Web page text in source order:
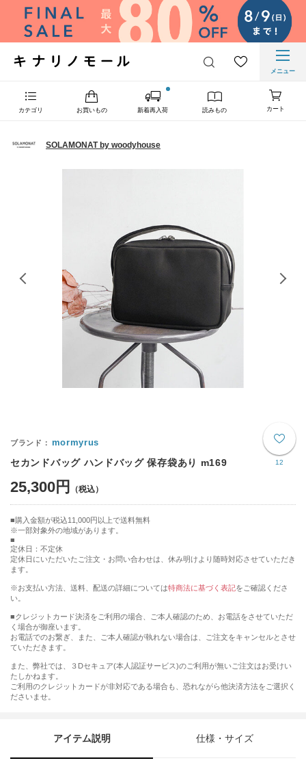
メニュー
カテゴリ お買いもの 新着再入荷 読みもの カート
SOLAMONAT by woodyhouse
12
mormyrus
セカンドバッグ ハンドバッグ 保存袋あり m169
25,300円
購入金額が税込11,000円以上で送料無料
※一部対象外の地域があります。
定休日：不定休
定休日にいただいたご注文・お問い合わせは、休み明けより随時対応させていただき
ます。
※お支払い方法、送料、配送の詳細については特商法に基づく表記をご確認くださ
い。
■クレジットカード決済をご利用の場合、ご本人確認のため、お電話をさせていただ
く場合が御座います。
お電話でのお繋ぎ、また、ご本人確認が執れない場合は、ご注文をキャンセルとさせ
ていただきます。
また、弊社では、３Dセキュア(本人認証サービス)のご利用が無いご注文はお受けい
たしかねます。
ご利用のクレジットカードが非対応である場合も、恐れながら他決済方法をご選択く
ださいませ。
アイテム説明 仕様・サイズ